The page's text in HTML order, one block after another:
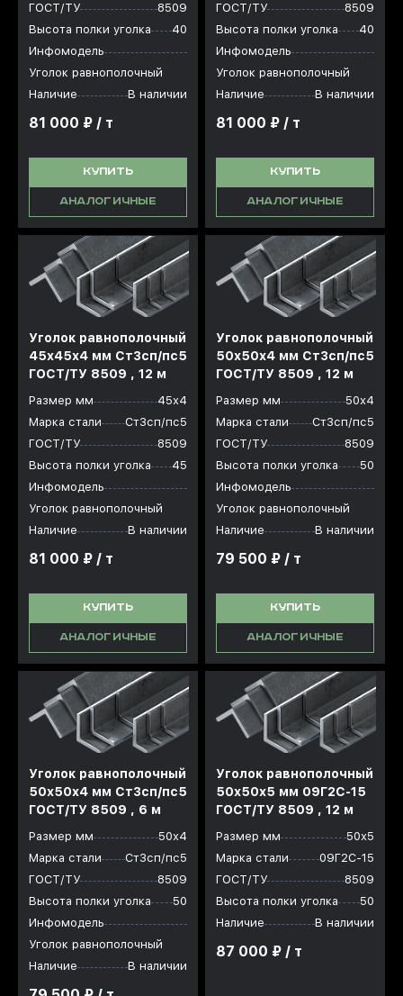
ГОСТ/ТУ
8509
Высота полки уголка
40
Инфомодель
Уголок равнополочный
Наличие
В наличии
81 000 ₽ / т
КУПИТЬ
АНАЛОГИЧНЫЕ
ГОСТ/ТУ
8509
Высота полки уголка
40
Инфомодель
Уголок равнополочный
Наличие
В наличии
81 000 ₽ / т
КУПИТЬ
АНАЛОГИЧНЫЕ
Уголок равнополочный
45x45x4 мм Ст3сп/пс5
ГОСТ/ТУ 8509 , 12 м
Размер мм
45х4
Марка стали
Ст3сп/пс5
ГОСТ/ТУ
8509
Высота полки уголка
45
Инфомодель
Уголок равнополочный
Наличие
В наличии
81 000 ₽ / т
КУПИТЬ
АНАЛОГИЧНЫЕ
Уголок равнополочный
50x50x4 мм Ст3сп/пс5
ГОСТ/ТУ 8509 , 12 м
Размер мм
50х4
Марка стали
Ст3сп/пс5
ГОСТ/ТУ
8509
Высота полки уголка
50
Инфомодель
Уголок равнополочный
Наличие
В наличии
79 500 ₽ / т
КУПИТЬ
АНАЛОГИЧНЫЕ
Уголок равнополочный
50x50x4 мм Ст3сп/пс5
ГОСТ/ТУ 8509 , 6 м
Размер мм
50х4
Марка стали
Ст3сп/пс5
ГОСТ/ТУ
8509
Высота полки уголка
50
Инфомодель
Уголок равнополочный
Наличие
В наличии
Уголок равнополочный
50x50x5 мм 09Г2С-15
ГОСТ/ТУ 8509 , 12 м
Размер мм
50х5
Марка стали
09Г2С-15
ГОСТ/ТУ
8509
Высота полки уголка
50
Наличие
В наличии
87 000 ₽ / т